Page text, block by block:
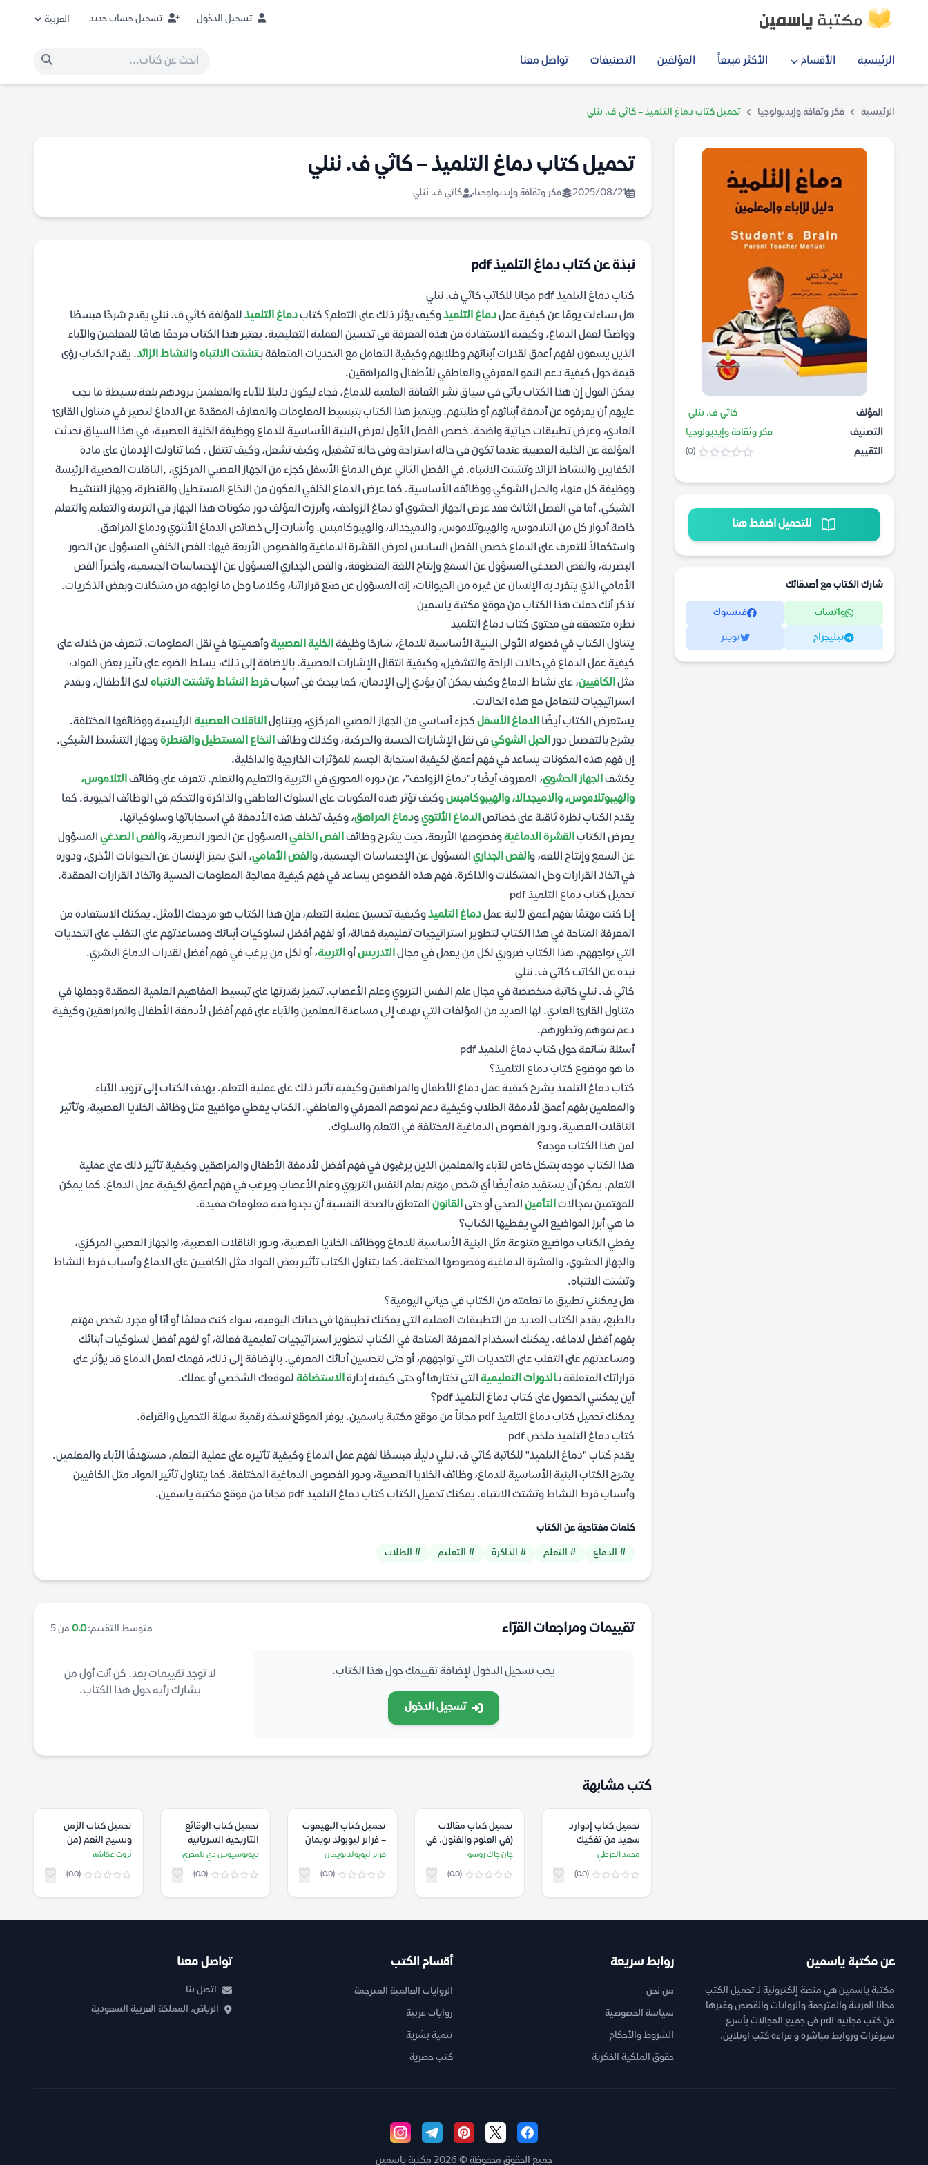
تسجيل الدخول تسجيل حساب جديد
الرئيسية الأقسام الأكثر مبيعاً المؤلفين التصنيفات تواصل معنا
الرئيسية فكر وثقافة وإيديولوجيا تحميل كتاب دماغ التلميذ – كاثي ف. ننلي
المؤلف
كاثي ف. ننلي
التصنيف
فكر وثقافة وإيديولوجيا
التقييم
(0)
للتحميل اضغط هنا
شارك الكتاب مع أصدقائك
واتساب فيسبوك
تيليجرام تويتر
تحميل كتاب دماغ التلميذ – كاثي ف. ننلي
2025/08/21 فكر وثقافة وإيديولوجيا كاثي ف. ننلي
نبذة عن كتاب دماغ التلميذ pdf
كتاب دماغ التلميذ pdf مجانا للكاتب كاثي ف. ننلي
هل تساءلت يومًا عن كيفية عملدماغ التلميذوكيف يؤثر ذلك على التعلم؟ كتابدماغ التلميذ للمؤلفة كاثي ف. ننلي يقدم شرحًا مبسطًا
وواضحًا لعمل الدماغ، وكيفية الاستفادة من هذه المعرفة في تحسين العملية التعليمية. يعتبر هذا الكتاب مرجعًا هامًا للمعلمين والآباء
الذين يسعون لفهم أعمق لقدرات أبنائهم وطلابهم وكيفية التعامل مع التحديات المتعلقة بـتشتت الانتباهوالنشاط الزائد. يقدم الكتاب رؤى
قيمة حول كيفية دعم النمو المعرفي والعاطفي للأطفال والمراهقين.
يمكن القول إن هذا الكتاب يأتي في سياق نشر الثقافة العلمية للدماغ، فجاء ليكون دليلاً للآباء والمعلمين يزودهم بلغة بسيطة ما يجب
عليهم أن يعرفوه عن أدمغة أبنائهم أو طلبتهم. ويتميز هذا الكتاب بتبسيط المعلومات والمعارف المعقدة عن الدماغ لتصير في متناول القارئ
العادي، وعرض تطبيقات حياتية واضحة. خصص الفصل الأول لعرض البنية الأساسية للدماغ ووظيفة الخلية العصبية، في هذا السياق تحدثت
المؤلفة عن الخلية العصبية عندما تكون في حالة استراحة وفي حالة تشغيل، وكيف تشغل، وكيف تنتقل . كما تناولت الإدمان على مادة
الكفايين والنشاط الزائد وتشتت الانتباه. في الفصل الثاني عرض الدماغ الأسفل كجزء من الجهاز العصبي المركزي، ,الناقلات العصبية الرئيسة
ووظيفة كل منها، والحبل الشوكي ووظائفه الأساسية. كما عرض الدماغ الخلفي المكون من النخاع المستطيل والقنطرة، وجهاز التنشيط
الشبكي. أما في الفصل الثالث فقد عرض الجهاز الحشوي أو دماغ الزواحف، وأبرزت المؤلف دور مكونات هذا الجهاز في التربية والتعليم والتعلم
خاصة أدوار كل من التلاموس، والهيبوتلاموس، والاميجدالا، والهيبوكامبس. وأشارت إلى خصائص الدماغ الأنثوي ودماغ المراهق.
واستكمالاً للتعرف على الدماغ خصص الفصل السادس لعرض القشرة الدماغية والفصوص الأربعة فيها: الفص الخلفي المسؤول عن الصور
البصرية، والفص الصدغي المسؤول عن السمع وإنتاج اللغة المنطوقة، والفص الجداري المسؤول عن الإحساسات الجسمية، وأخيراً الفص
الأمامي الذي يتفرد به الإنسان عن غيره من الحيوانات، إنه المسؤول عن صنع قراراتنا، وكلامنا وحل ما نواجهه من مشكلات وبعض الذكريات.
تذكر أنك حملت هذا الكتاب من موقع مكتبة ياسمين
نظرة متعمقة في محتوى كتاب دماغ التلميذ
يتناول الكتاب في فصوله الأولى البنية الأساسية للدماغ، شارحًا وظيفةالخلية العصبيةوأهميتها في نقل المعلومات. تتعرف من خلاله على
كيفية عمل الدماغ في حالات الراحة والتشغيل، وكيفية انتقال الإشارات العصبية. بالإضافة إلى ذلك، يسلط الضوء على تأثير بعض المواد،
مثلالكافيين، على نشاط الدماغ وكيف يمكن أن يؤدي إلى الإدمان، كما يبحث في أسبابفرط النشاط وتشتت الانتباه لدى الأطفال، ويقدم
استراتيجيات للتعامل مع هذه الحالات.
يستعرض الكتاب أيضًا الدماغ الأسفل كجزء أساسي من الجهاز العصبي المركزي، ويتناولالناقلات العصبية الرئيسية ووظائفها المختلفة.
يشرح بالتفصيل دورالحبل الشوكيفي نقل الإشارات الحسية والحركية، وكذلك وظائفالنخاع المستطيل والقنطرةوجهاز التنشيط الشبكي.
إن فهم هذه المكونات يساعد في فهم أعمق لكيفية استجابة الجسم للمؤثرات الخارجية والداخلية.
يكشفالجهاز الحشوي، المعروف أيضًا بـ"دماغ الزواحف"، عن دوره المحوري في التربية والتعليم والتعلم. تتعرف على وظائفالتلاموس،
والهيبوتلاموس، والاميجدالا، والهيبوكامبسوكيف تؤثر هذه المكونات على السلوك العاطفي والذاكرة والتحكم في الوظائف الحيوية. كما
يقدم الكتاب نظرة ثاقبة على خصائصالدماغ الأنثويودماغ المراهق، وكيف تختلف هذه الأدمغة في استجاباتها وسلوكياتها.
يعرض الكتابالقشرة الدماغيةوفصوصها الأربعة، حيث يشرح وظائفالفص الخلفي المسؤول عن الصور البصرية، والفص الصدغي المسؤول
عن السمع وإنتاج اللغة، والفص الجداري المسؤول عن الإحساسات الجسمية، والفص الأمامي، الذي يميز الإنسان عن الحيوانات الأخرى، ودوره
في اتخاذ القرارات وحل المشكلات والذاكرة. فهم هذه الفصوص يساعد في فهم كيفية معالجة المعلومات الحسية واتخاذ القرارات المعقدة.
تحميل كتاب دماغ التلميذ pdf
إذا كنت مهتمًا بفهم أعمق لآلية عملدماغ التلميذوكيفية تحسين عملية التعلم، فإن هذا الكتاب هو مرجعك الأمثل. يمكنك الاستفادة من
المعرفة المتاحة في هذا الكتاب لتطوير استراتيجيات تعليمية فعالة، أو لفهم أفضل لسلوكيات أبنائك ومساعدتهم على التغلب على التحديات
التي تواجههم. هذا الكتاب ضروري لكل من يعمل في مجالالتدريسأوالتربية، أو لكل من يرغب في فهم أفضل لقدرات الدماغ البشري.
نبذة عن الكاتب كاثي ف. ننلي
كاثي ف. ننلي كاتبة متخصصة في مجال علم النفس التربوي وعلم الأعصاب. تتميز بقدرتها على تبسيط المفاهيم العلمية المعقدة وجعلها في
متناول القارئ العادي. لها العديد من المؤلفات التي تهدف إلى مساعدة المعلمين والآباء على فهم أفضل لأدمغة الأطفال والمراهقين وكيفية
دعم نموهم وتطورهم.
أسئلة شائعة حول كتاب دماغ التلميذ pdf
ما هو موضوع كتاب دماغ التلميذ؟
كتاب دماغ التلميذ يشرح كيفية عمل دماغ الأطفال والمراهقين وكيفية تأثير ذلك على عملية التعلم. يهدف الكتاب إلى تزويد الآباء
والمعلمين بفهم أعمق لأدمغة الطلاب وكيفية دعم نموهم المعرفي والعاطفي. الكتاب يغطي مواضيع مثل وظائف الخلايا العصبية، وتأثير
الناقلات العصبية، ودور الفصوص الدماغية المختلفة في التعلم والسلوك.
لمن هذا الكتاب موجه؟
هذا الكتاب موجه بشكل خاص للآباء والمعلمين الذين يرغبون في فهم أفضل لأدمغة الأطفال والمراهقين وكيفية تأثير ذلك على عملية
التعلم. يمكن أن يستفيد منه أيضًا أي شخص مهتم بعلم النفس التربوي وعلم الأعصاب ويرغب في فهم أعمق لكيفية عمل الدماغ. كما يمكن
للمهتمين بمجالاتالتأمين الصحي أو حتىالقانون المتعلق بالصحة النفسية أن يجدوا فيه معلومات مفيدة.
ما هي أبرز المواضيع التي يغطيها الكتاب؟
يغطي الكتاب مواضيع متنوعة مثل البنية الأساسية للدماغ ووظائف الخلايا العصبية، ودور الناقلات العصبية، والجهاز العصبي المركزي،
والجهاز الحشوي، والقشرة الدماغية وفصوصها المختلفة. كما يتناول الكتاب تأثير بعض المواد مثل الكافيين على الدماغ وأسباب فرط النشاط
وتشتت الانتباه.
هل يمكنني تطبيق ما تعلمته من الكتاب في حياتي اليومية؟
بالطبع، يقدم الكتاب العديد من التطبيقات العملية التي يمكنك تطبيقها في حياتك اليومية، سواء كنت معلمًا أو أبًا أو مجرد شخص مهتم
بفهم أفضل لدماغه. يمكنك استخدام المعرفة المتاحة في الكتاب لتطوير استراتيجيات تعليمية فعالة، أو لفهم أفضل لسلوكيات أبنائك
ومساعدتهم على التغلب على التحديات التي تواجههم، أو حتى لتحسين أدائك المعرفي. بالإضافة إلى ذلك، فهمك لعمل الدماغ قد يؤثر على
قراراتك المتعلقة بـالدورات التعليمية التي تختارها أو حتى كيفية إدارةالاستضافة لموقعك الشخصي أو عملك.
أين يمكنني الحصول على كتاب دماغ التلميذ pdf؟
يمكنك تحميل كتاب دماغ التلميذ pdf مجاناً من موقع مكتبة ياسمين. يوفر الموقع نسخة رقمية سهلة التحميل والقراءة.
كتاب دماغ التلميذ ملخص pdf
يقدم كتاب "دماغ التلميذ" للكاتبة كاثي ف. ننلي دليلًا مبسطًا لفهم عمل الدماغ وكيفية تأثيره على عملية التعلم، مستهدفًا الآباء والمعلمين.
يشرح الكتاب البنية الأساسية للدماغ، وظائف الخلايا العصبية، ودور الفصوص الدماغية المختلفة. كما يتناول تأثير المواد مثل الكافيين
وأسباب فرط النشاط وتشتت الانتباه. يمكنك تحميل الكتاب كتاب دماغ التلميذ pdf مجانا من موقع مكتبة ياسمين.
كلمات مفتاحية عن الكتاب
# الدماغ # التعلم # الذاكرة # التعليم # الطلاب
تقييمات ومراجعات القرّاء متوسط التقييم:0.0 من 5
يجب تسجيل الدخول لإضافة تقييمك حول هذا الكتاب.
تسجيل الدخول
لا توجد تقييمات بعد. كن أنت أول من
يشارك رأيه حول هذا الكتاب.
كتب مشابهة
تحميل كتاب إدوارد
سعيد من تفكيك
المركزية الغربية إلى
فضاء الهجنة – محمد
الجرطي
محمد الجرطي
(0.0)
تحميل كتاب مقالات
(في العلوم والفنون. في
الاقتصاد السياسي. في
أصل اللغات) – جان جاك
روسو
جان جاك روسو
(0.0)
تحميل كتاب ‫البهيموت
– فرانز ليوبولد نويمان
فرانز ليوبولد نويمان
(0.0)
تحميل كتاب الوقائع
التاريخية السريانية
– ديونوسيوس دي
تلمحري
ديونوسيوس دي تلمحري
(0.0)
تحميل كتاب الزمن
ونسيج النغم (من
نشيد أبوللو إلى
تورانجاليلا) – ثروت
عكاشة
ثروت عكاشة
(0.0)
عن مكتبة ياسمين
مكتبة ياسمين هي منصة إلكترونية لـ تحميل الكتب
مجانا العربية والمترجمة والروايات والقصص وغيرها
من كتب مجانية pdf فى جميع المجالات بأسرع
سيرفرات وروابط مباشرة و قراءة كتب اونلاين.
روابط سريعة
من نحن
سياسة الخصوصية
الشروط والأحكام
حقوق الملكية الفكرية
أقسام الكتب
الروايات العالمية المترجمة
روايات عربية
تنمية بشرية
كتب حصرية
تواصل معنا
اتصل بنا
الرياض، المملكة العربية السعودية
جميع الحقوق محفوظة © 2026 مكتبة ياسمين